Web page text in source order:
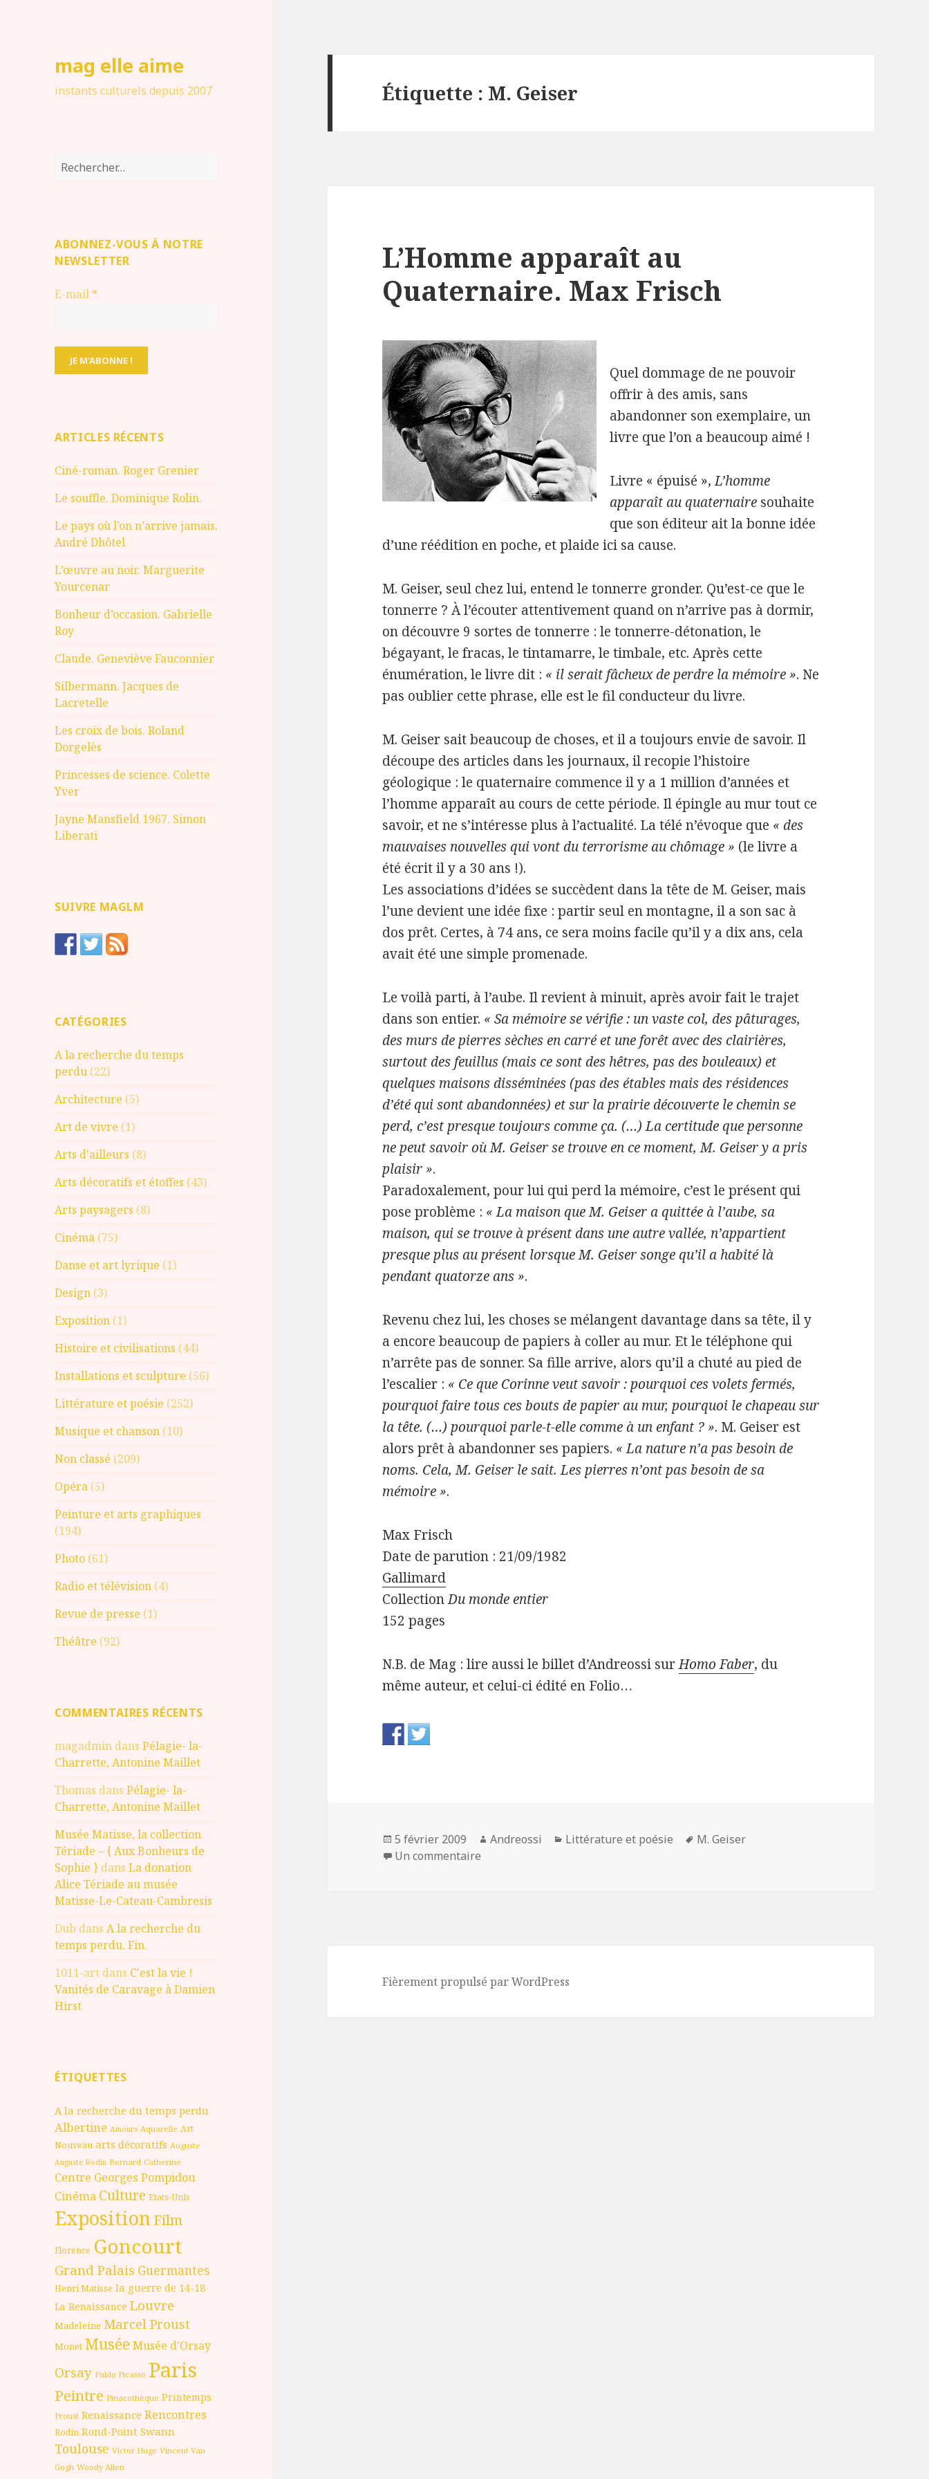
mag elle aime
instants culturels depuis 2007
Rechercher :
ABONNEZ-VOUS À NOTRE
NEWSLETTER
E-mail *
ARTICLES RÉCENTS
Ciné-roman. Roger Grenier
Le souffle. Dominique Rolin.
Le pays où l’on n’arrive jamais.
André Dhôtel
L’œuvre au noir. Marguerite
Yourcenar
Bonheur d’occasion. Gabrielle
Roy
Claude. Geneviève Fauconnier
Silbermann. Jacques de
Lacretelle
Les croix de bois. Roland
Dorgelès
Princesses de science. Colette
Yver
Jayne Mansfield 1967. Simon
Liberati
SUIVRE MAGLM
CATÉGORIES
A la recherche du temps
perdu (22)
Architecture (5)
Art de vivre (1)
Arts d'ailleurs (8)
Arts décoratifs et étoffes (43)
Arts paysagers (8)
Cinéma (75)
Danse et art lyrique (1)
Design (3)
Exposition (1)
Histoire et civilisations (44)
Installations et sculpture (56)
Littérature et poésie (252)
Musique et chanson (10)
Non classé (209)
Opéra (5)
Peinture et arts graphiques
(194)
Photo (61)
Radio et télévision (4)
Revue de presse (1)
Théâtre (92)
COMMENTAIRES RÉCENTS
magadmin dansPélagie- la-
Charrette, Antonine Maillet
Thomas dansPélagie- la-
Charrette, Antonine Maillet
Musée Matisse, la collection
Tériade – { Aux Bonheurs de
Sophie } dansLa donation
Alice Tériade au musée
Matisse-Le-Cateau-Cambresis
Dub dansA la recherche du
temps perdu. Fin.
1011-art dans C'est la vie !
Vanités de Caravage à Damien
Hirst
ÉTIQUETTES
A la recherche du temps perdu
Albertine Amours Aquarelle Art
Nouveau arts décoratifs Auguste
Auguste Rodin Bernard Catherine
Centre Georges Pompidou
Cinéma Culture Etats-Unis
ExpositionFilm
Florence Goncourt
Grand Palais Guermantes
Henri Matisse la guerre de 14-18
La Renaissance Louvre
Madeleine Marcel Proust
Monet Musée Musée d'Orsay
Orsay Pablo Picasso Paris
Peintre Pinacothèque Printemps
Proust Renaissance Rencontres
Rodin Rond-Point Swann
Toulouse Victor Hugo Vincent Van
Gogh Woody Allen
Étiquette : M. Geiser
L’Homme apparaît au
Quaternaire. Max Frisch
Quel dommage de ne pouvoir
offrir à des amis, sans
abandonner son exemplaire, un
livre que l’on a beaucoup aimé !
Livre « épuisé »,L’homme
apparaît au quaternaire souhaite
que son éditeur ait la bonne idée
d’une réédition en poche, et plaide ici sa cause.
M. Geiser, seul chez lui, entend le tonnerre gronder. Qu’est-ce que le
tonnerre ? À l’écouter attentivement quand on n’arrive pas à dormir,
on découvre 9 sortes de tonnerre : le tonnerre-détonation, le
bégayant, le fracas, le tintamarre, le timbale, etc. Après cette
énumération, le livre dit : « il serait fâcheux de perdre la mémoire ». Ne
pas oublier cette phrase, elle est le fil conducteur du livre.
M. Geiser sait beaucoup de choses, et il a toujours envie de savoir. Il
découpe des articles dans les journaux, il recopie l’histoire
géologique : le quaternaire commence il y a 1 million d’années et
l’homme apparaît au cours de cette période. Il épingle au mur tout ce
savoir, et ne s’intéresse plus à l’actualité. La télé n’évoque que « des
mauvaises nouvelles qui vont du terrorisme au chômage » (le livre a
été écrit il y a 30 ans !).
Les associations d’idées se succèdent dans la tête de M. Geiser, mais
l’une devient une idée fixe : partir seul en montagne, il a son sac à
dos prêt. Certes, à 74 ans, ce sera moins facile qu’il y a dix ans, cela
avait été une simple promenade.
Le voilà parti, à l’aube. Il revient à minuit, après avoir fait le trajet
dans son entier. « Sa mémoire se vérifie : un vaste col, des pâturages,
des murs de pierres sèches en carré et une forêt avec des clairières,
surtout des feuillus (mais ce sont des hêtres, pas des bouleaux) et
quelques maisons disséminées (pas des étables mais des résidences
d’été qui sont abandonnées) et sur la prairie découverte le chemin se
perd, c’est presque toujours comme ça. (…) La certitude que personne
ne peut savoir où M. Geiser se trouve en ce moment, M. Geiser y a pris
plaisir ».
Paradoxalement, pour lui qui perd la mémoire, c’est le présent qui
pose problème : « La maison que M. Geiser a quittée à l’aube, sa
maison, qui se trouve à présent dans une autre vallée, n’appartient
presque plus au présent lorsque M. Geiser songe qu’il a habité là
pendant quatorze ans ».
Revenu chez lui, les choses se mélangent davantage dans sa tête, il y
a encore beaucoup de papiers à coller au mur. Et le téléphone qui
n’arrête pas de sonner. Sa fille arrive, alors qu’il a chuté au pied de
l’escalier : « Ce que Corinne veut savoir : pourquoi ces volets fermés,
pourquoi faire tous ces bouts de papier au mur, pourquoi le chapeau sur
la tête. (…) pourquoi parle-t-elle comme à un enfant ? ». M. Geiser est
alors prêt à abandonner ses papiers. « La nature n’a pas besoin de
noms. Cela, M. Geiser le sait. Les pierres n’ont pas besoin de sa
mémoire ».
Max Frisch
Date de parution : 21/09/1982
Gallimard
CollectionDu monde entier
152 pages
N.B. de Mag : lire aussi le billet d’Andreossi surHomo Faber, du
même auteur, et celui-ci édité en Folio…
Publié
le
5 février 2009 Auteur
Andreossi Catégories
Littérature et poésie
Mots-
M. Geiser
Un commentaire
Fièrement propulsé par WordPress